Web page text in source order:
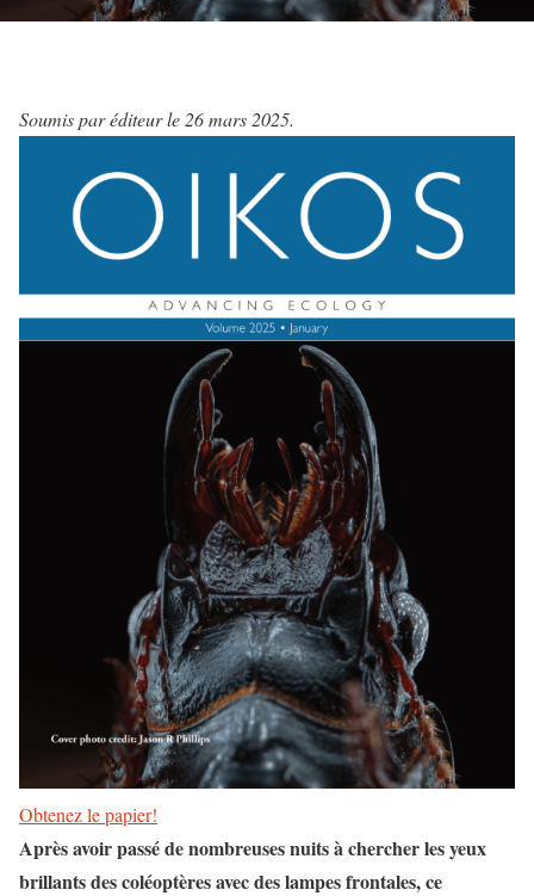
Soumis paréditeurle 26 mars 2025.
Obtenez le papier!
Après avoir passé de nombreuses nuits à chercher les yeux
brillants des coléoptères avec des lampes frontales, ce